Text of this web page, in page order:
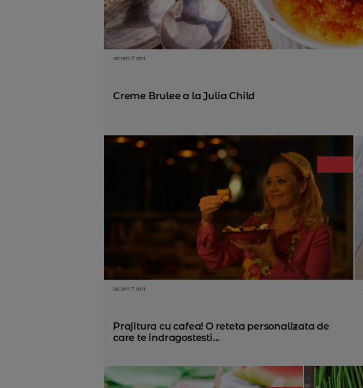
acum 7 ani
Creme Brulee a la Julia Child
acum 7 ani
Prajitura cu cafea! O reteta personalizata de
care te indragostesti...